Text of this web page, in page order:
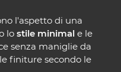
l'aspetto di una
lo stile minimal e le
senza maniglie da
finiture secondo le